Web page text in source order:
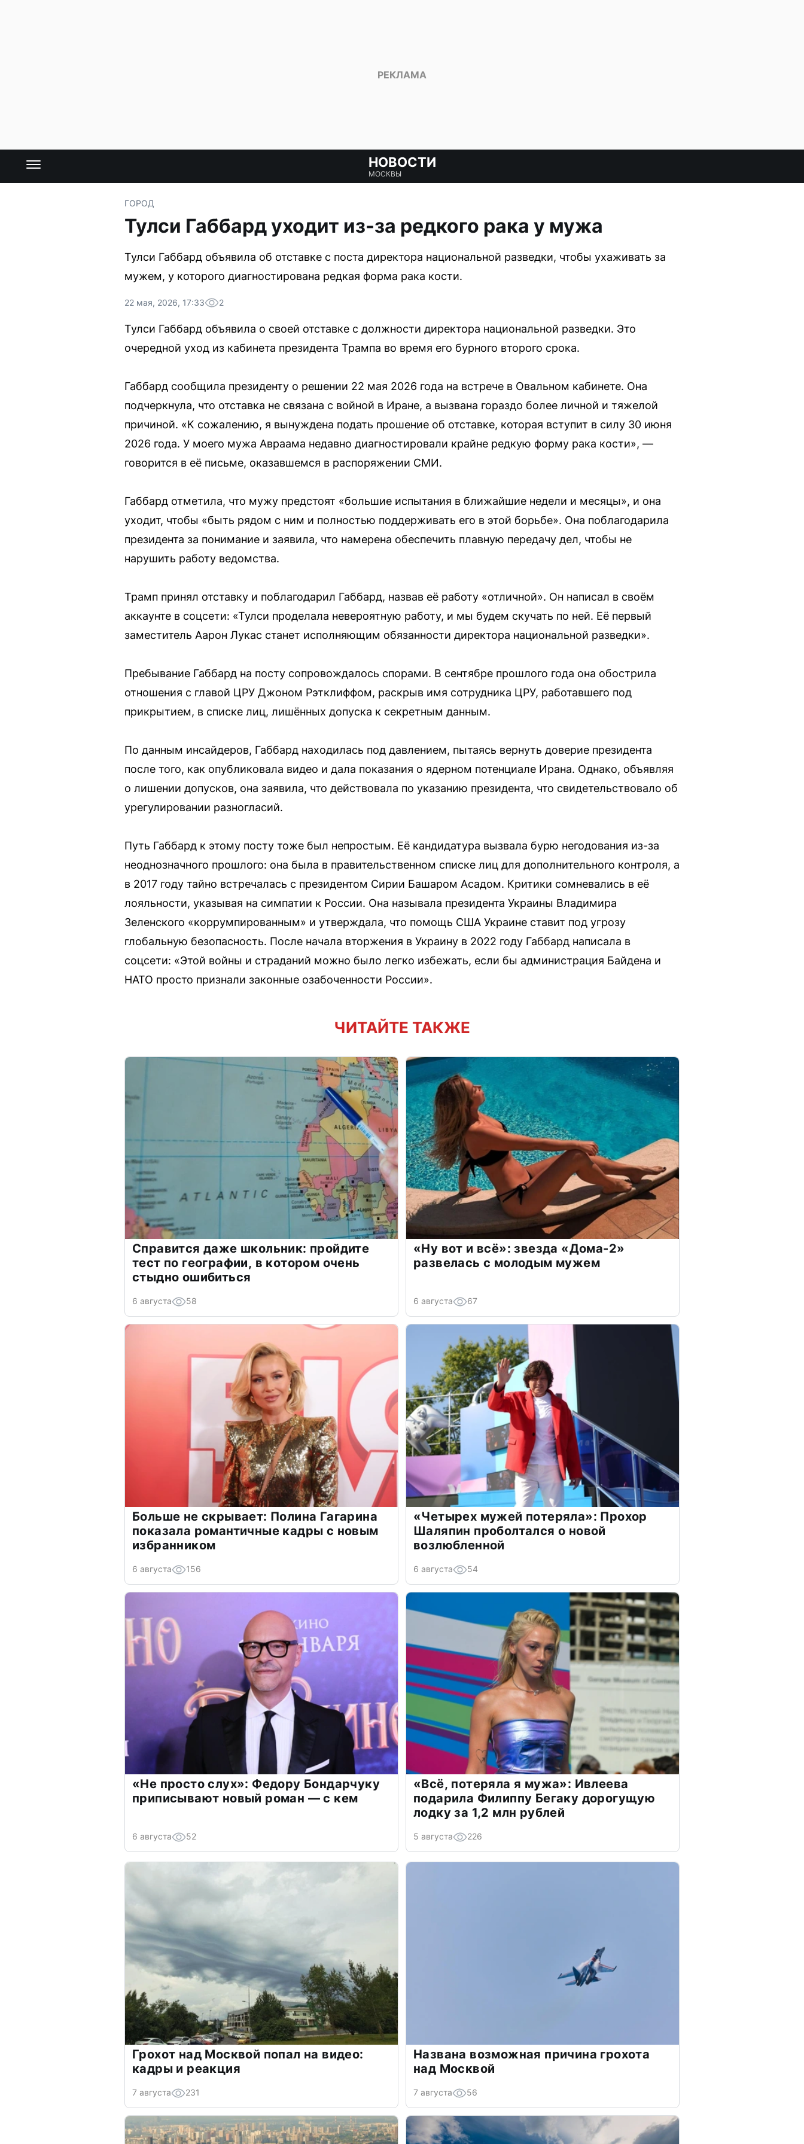
НОВОСТИ
МОСКВЫ
ГОРОД
Тулси Габбард уходит из-за редкого рака у мужа
Тулси Габбард объявила об отставке с поста директора национальной разведки, чтобы ухаживать за
мужем, у которого диагностирована редкая форма рака кости.
22 мая, 2026, 17:33 2
Тулси Габбард объявила о своей отставке с должности директора национальной разведки. Это
очередной уход из кабинета президента Трампа во время его бурного второго срока.
Габбард сообщила президенту о решении 22 мая 2026 года на встрече в Овальном кабинете. Она
подчеркнула, что отставка не связана с войной в Иране, а вызвана гораздо более личной и тяжелой
причиной. «К сожалению, я вынуждена подать прошение об отставке, которая вступит в силу 30 июня
2026 года. У моего мужа Авраама недавно диагностировали крайне редкую форму рака кости», —
говорится в её письме, оказавшемся в распоряжении СМИ.
Габбард отметила, что мужу предстоят «большие испытания в ближайшие недели и месяцы», и она
уходит, чтобы «быть рядом с ним и полностью поддерживать его в этой борьбе». Она поблагодарила
президента за понимание и заявила, что намерена обеспечить плавную передачу дел, чтобы не
нарушить работу ведомства.
Трамп принял отставку и поблагодарил Габбард, назвав её работу «отличной». Он написал в своём
аккаунте в соцсети: «Тулси проделала невероятную работу, и мы будем скучать по ней. Её первый
заместитель Аарон Лукас станет исполняющим обязанности директора национальной разведки».
Пребывание Габбард на посту сопровождалось спорами. В сентябре прошлого года она обострила
отношения с главой ЦРУ Джоном Рэтклиффом, раскрыв имя сотрудника ЦРУ, работавшего под
прикрытием, в списке лиц, лишённых допуска к секретным данным.
По данным инсайдеров, Габбард находилась под давлением, пытаясь вернуть доверие президента
после того, как опубликовала видео и дала показания о ядерном потенциале Ирана. Однако, объявляя
о лишении допусков, она заявила, что действовала по указанию президента, что свидетельствовало об
урегулировании разногласий.
Путь Габбард к этому посту тоже был непростым. Её кандидатура вызвала бурю негодования из-за
неоднозначного прошлого: она была в правительственном списке лиц для дополнительного контроля, а
в 2017 году тайно встречалась с президентом Сирии Башаром Асадом. Критики сомневались в её
лояльности, указывая на симпатии к России. Она называла президента Украины Владимира
Зеленского «коррумпированным» и утверждала, что помощь США Украине ставит под угрозу
глобальную безопасность. После начала вторжения в Украину в 2022 году Габбард написала в
соцсети: «Этой войны и страданий можно было легко избежать, если бы администрация Байдена и
НАТО просто признали законные озабоченности России».
ЧИТАЙТЕ ТАКЖЕ
Справится даже школьник: пройдите
тест по географии, в котором очень
стыдно ошибиться
6 августа 58
«Ну вот и всё»: звезда «Дома-2»
развелась с молодым мужем
6 августа 67
Больше не скрывает: Полина Гагарина
показала романтичные кадры с новым
избранником
6 августа 156
«Четырех мужей потеряла»: Прохор
Шаляпин проболтался о новой
возлюбленной
6 августа 54
«Не просто слух»: Федору Бондарчуку
приписывают новый роман — с кем
6 августа 52
«Всё, потеряла я мужа»: Ивлеева
подарила Филиппу Бегаку дорогущую
лодку за 1,2 млн рублей
5 августа 226
Грохот над Москвой попал на видео:
кадры и реакция
7 августа 231
Названа возможная причина грохота
над Москвой
7 августа 56